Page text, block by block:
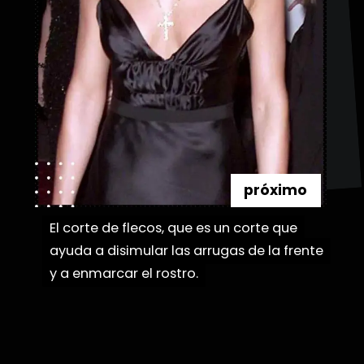
El corte de flecos, que es un corte que
ayuda a disimular las arrugas de la frente
y a enmarcar el rostro.
El corte de flecos, que es un corte que
ayuda a disimular las arrugas de la frente
y a enmarcar el rostro.
próximo